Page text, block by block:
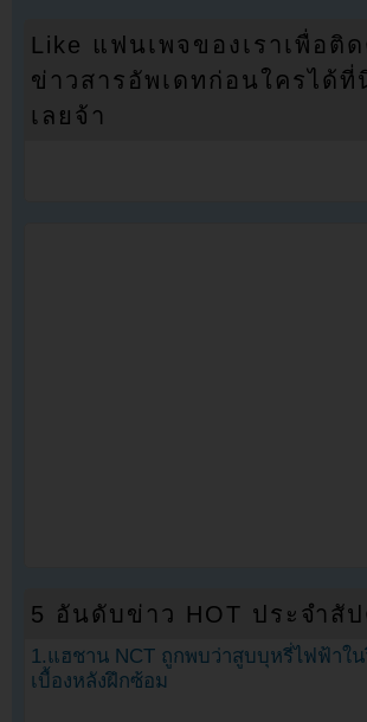
Like แฟนเพจของเราเพื่อติ
ข่าวสารอัพเดทก่อนใครได้ที่
เลยจ้า
5 อันดับข่าว HOT ประจำสั
1.แฮชาน NCT ถูกพบว่าสูบบุหรี่ไฟฟ้าใ
เบื้องหลังฝึกซ้อม